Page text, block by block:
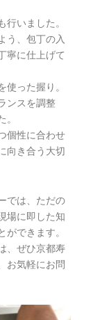
いました。
う、包丁の入
寧に仕上げて
った握り。
ンスを調整
個性に合わせ
向き合う大切
では、ただの
場に即した知
できます。
、ぜひ京都寿
お気軽にお問